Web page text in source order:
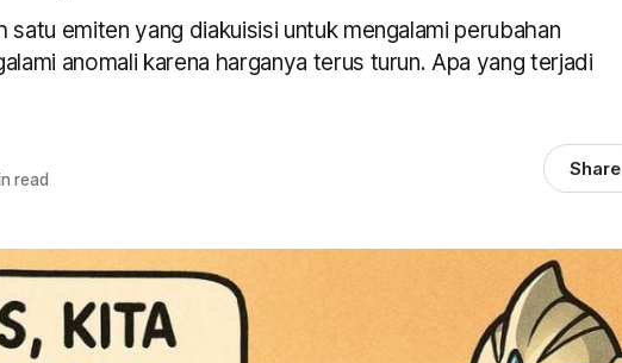
satu emiten yang diakuisisi untuk mengalami perubahan
anomali karena harganya terus turun. Apa yang terjadi
read Share